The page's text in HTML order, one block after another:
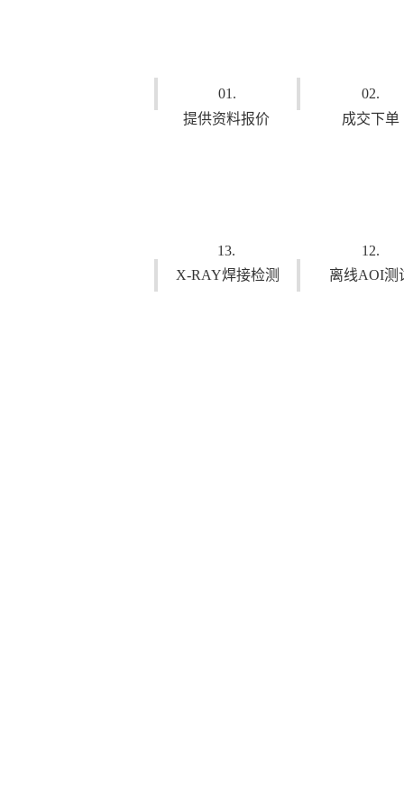
01.
提供资料报价
02.
成交下单
13.
X-RAY焊接检测
12.
离线AOI测